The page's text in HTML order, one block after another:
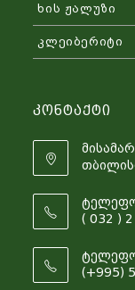
ხის ჟალუზი
კლეიბერიტი
Კონტაქტი
( 032 )
(+995)